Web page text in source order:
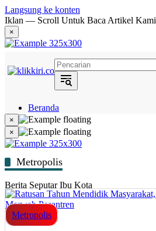
Langsung ke konten
Iklan — Scroll Untuk Baca Artikel Kami
×
Beranda
Hukum
Berita
Politik
Narasi
Daerah
Metropolis
Eksekutif
×
×
Metropolis
Berita Seputar Ibu Kota
Metropolis